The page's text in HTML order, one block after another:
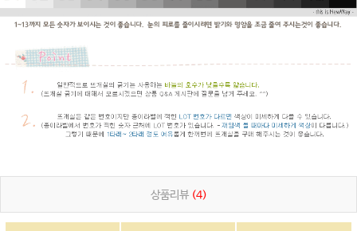
상품리뷰 (4)